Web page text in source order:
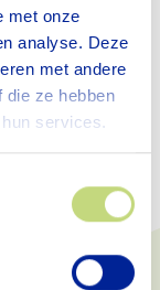
met onze
analyse. Deze
met andere
die ze hebben
services.
of via